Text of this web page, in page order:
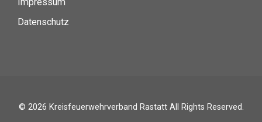
Datenschutz
© 2026 Kreisfeuerwehrverband RastattAll Rights Reserved.